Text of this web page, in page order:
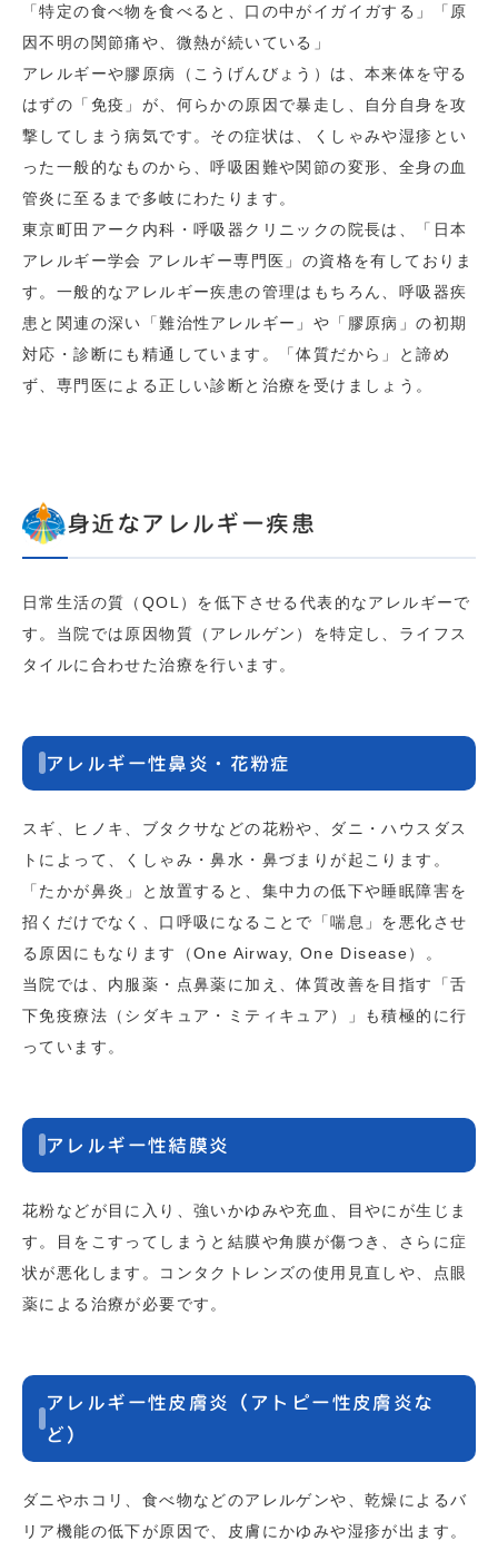
「特定の食べ物を食べると、口の中がイガイガする」「原
因不明の関節痛や、微熱が続いている」
アレルギーや膠原病（こうげんびょう）は、本来体を守る
はずの「免疫」が、何らかの原因で暴走し、自分自身を攻
撃してしまう病気です。その症状は、くしゃみや湿疹とい
った一般的なものから、呼吸困難や関節の変形、全身の血
管炎に至るまで多岐にわたります。
東京町田アーク内科・呼吸器クリニックの院長は、「日本
アレルギー学会 アレルギー専門医」の資格を有しておりま
す。一般的なアレルギー疾患の管理はもちろん、呼吸器疾
患と関連の深い「難治性アレルギー」や「膠原病」の初期
対応・診断にも精通しています。「体質だから」と諦め
ず、専門医による正しい診断と治療を受けましょう。
身近なアレルギー疾患
日常生活の質（QOL）を低下させる代表的なアレルギーで
す。当院では原因物質（アレルゲン）を特定し、ライフス
タイルに合わせた治療を行います。
アレルギー性鼻炎・花粉症
スギ、ヒノキ、ブタクサなどの花粉や、ダニ・ハウスダス
トによって、くしゃみ・鼻水・鼻づまりが起こります。
「たかが鼻炎」と放置すると、集中力の低下や睡眠障害を
招くだけでなく、口呼吸になることで「喘息」を悪化させ
る原因にもなります（One Airway, One Disease）。
当院では、内服薬・点鼻薬に加え、体質改善を目指す「舌
下免疫療法（シダキュア・ミティキュア）」も積極的に行
っています。
アレルギー性結膜炎
花粉などが目に入り、強いかゆみや充血、目やにが生じま
す。目をこすってしまうと結膜や角膜が傷つき、さらに症
状が悪化します。コンタクトレンズの使用見直しや、点眼
薬による治療が必要です。
アレルギー性皮膚炎（アトピー性皮膚炎な
ど）
ダニやホコリ、食べ物などのアレルゲンや、乾燥によるバ
リア機能の低下が原因で、皮膚にかゆみや湿疹が出ます。